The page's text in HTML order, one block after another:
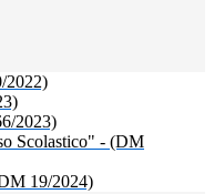
2022)
2023)
Scolastico" - (DM
19/2024)